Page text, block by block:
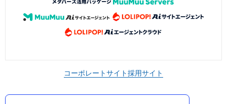
コーポレートサイト採用サイト